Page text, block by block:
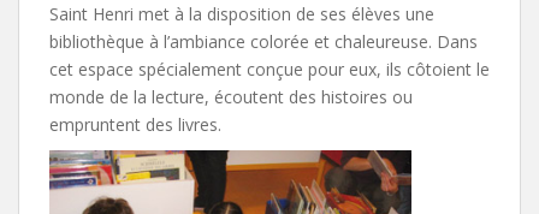
Saint Henri met à la disposition de ses élèves une
bibliothèque à l’ambiance colorée et chaleureuse. Dans
cet espace spécialement conçue pour eux, ils côtoient le
monde de la lecture, écoutent des histoires ou
empruntent des livres.